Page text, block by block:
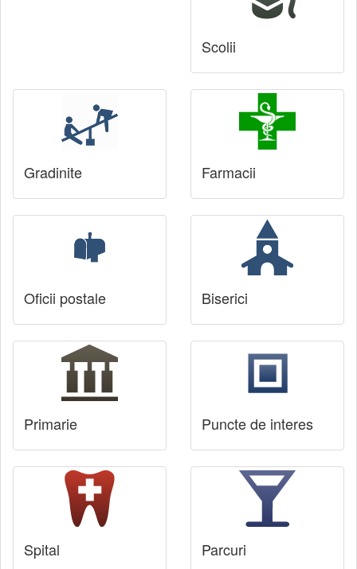
Scolii
Gradinite Farmacii
Oficii postale Biserici
Primarie Puncte de interes
Spital Parcuri